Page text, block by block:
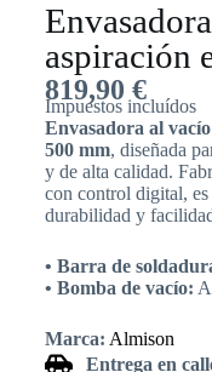
aspiración
819,90 €
Impuestos incluídos
Envasadora al
500 mm, diseñada
y de alta calidad.
con control digital, es
durabilidad y
• Barra de
• Bomba de vacío:
Marca: Almison
Entrega en